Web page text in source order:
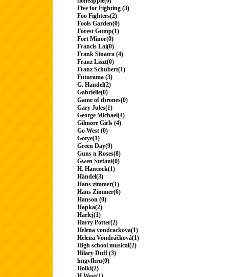
Five for Fighting (3)
Foo Fighters(2)
Fools Garden(0)
Forest Gump(1)
Fort Minor(0)
Francis Lai(0)
Frank Sinatra (4)
Franz Liszt(0)
Franz Schubert(1)
Futurama (3)
G. Handel(2)
Gabrielle(0)
Game of thrones(0)
Gary Jules(1)
George Michael(4)
Gilmore Girls (4)
Go West (0)
Gotye(1)
Green Day(9)
Guns n Roses(8)
Gwen Stefani(0)
H. Hancock(1)
Händel(3)
Hans zimmer(1)
Hans Zimmer(6)
Hanson (0)
Hapka(2)
Harlej(1)
Harry Potter(2)
Helena vondrackova(1)
Helena Vondráčková(1)
High school musical(2)
Hilary Duff (3)
hngvfhru(0)
Holki(2)